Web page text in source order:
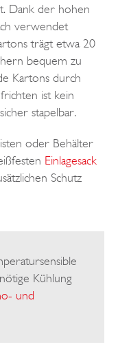
Dank der hohen
verwendet
trägt etwa 20
bequem zu
Kartons durch
ist kein
stapelbar.
oder Behälter
Einlagesack
Schutz
Kühlung
und